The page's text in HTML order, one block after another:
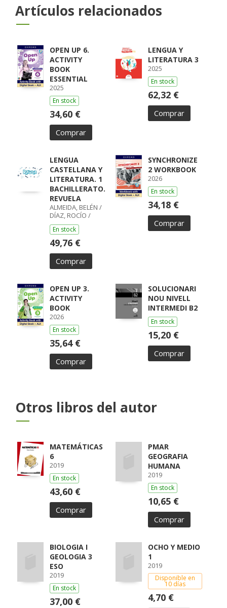
Artículos relacionados
OPEN UP 6.
ACTIVITY
BOOK
ESSENTIAL
2025
En stock
34,60 €
Comprar
LENGUA Y
LITERATURA 3
2025
En stock
62,32 €
Comprar
LENGUA
CASTELLANA Y
LITERATURA. 1
BACHILLERATO.
REVUELA
ALMEIDA, BELÉN /
DÍAZ, ROCÍO /
GUMIEL, SILVIA /
PÉREZ, ISABEL /
BOYANO,
RICARDO / LODÍN,
PATRICIA /
ZUBICOA
ARRAIZA, MARÍA /
ELENA / ECHEVA
En stock
49,76 €
Comprar
SYNCHRONIZE
2 WORKBOOK
2026
En stock
34,18 €
Comprar
OPEN UP 3.
ACTIVITY
BOOK
2026
En stock
35,64 €
Comprar
SOLUCIONARI
NOU NIVELL
INTERMEDI B2
En stock
15,20 €
Comprar
Otros libros del autor
MATEMÁTICAS
6
2019
En stock
43,60 €
Comprar
PMAR
GEOGRAFIA
HUMANA
2019
En stock
10,65 €
Comprar
BIOLOGIA I
GEOLOGIA 3
ESO
2019
En stock
37,00 €
OCHO Y MEDIO
1
2019
Disponible en
10 días
4,70 €